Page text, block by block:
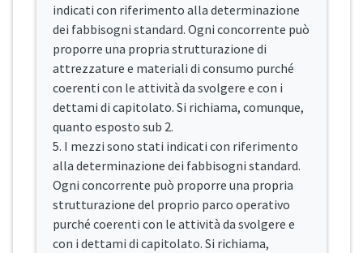
indicati con riferimento alla determinazione
dei fabbisogni standard. Ogni concorrente può
proporre una propria strutturazione di
attrezzature e materiali di consumo purché
coerenti con le attività da svolgere e con i
dettami di capitolato. Si richiama, comunque,
quanto esposto sub 2.
5. I mezzi sono stati indicati con riferimento
alla determinazione dei fabbisogni standard.
Ogni concorrente può proporre una propria
strutturazione del proprio parco operativo
purché coerenti con le attività da svolgere e
con i dettami di capitolato. Si richiama,